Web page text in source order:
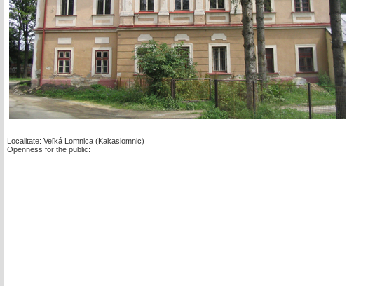
Localitate: Veľká Lomnica (Kakaslomnic)
Openness for the public: